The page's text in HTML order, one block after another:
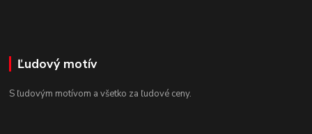
Ľudový motív
S ľudovým motívom a všetko za ľudové ceny.